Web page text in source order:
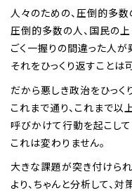
人々のための、圧倒的多数
圧倒的多数の人、国民の上
ごく一握りの間違った人が
それをひっくり返すことは
だから悪しき政治をひっく
これまで通り、これまで以
呼びかけて行動を起こして
これは変わりません。
大きな課題が突き付けられ
より、ちゃんと分析して、対